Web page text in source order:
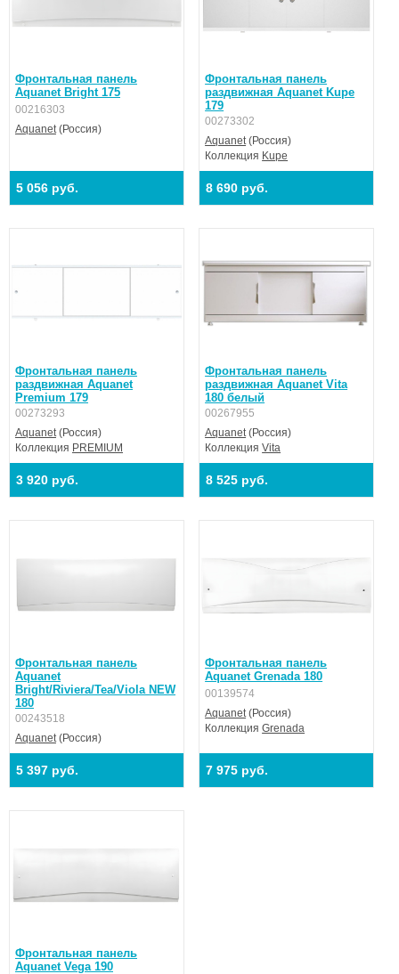
Фронтальная панель
Aquanet Bright 175
00216303
Aquanet (Россия)
5 056 руб.
Фронтальная панель
раздвижная Aquanet Kupe
179
00273302
Aquanet (Россия)
Коллекция Kupe
8 690 руб.
Фронтальная панель
раздвижная Aquanet
Premium 179
00273293
Aquanet (Россия)
Коллекция PREMIUM
3 920 руб.
Фронтальная панель
раздвижная Aquanet Vita
180 белый
00267955
Aquanet (Россия)
КоллекцияVita
8 525 руб.
Фронтальная панель
Aquanet
Bright/Riviera/Tea/Viola NEW
180
00243518
Aquanet (Россия)
5 397 руб.
Фронтальная панель
Aquanet Grenada 180
00139574
Aquanet (Россия)
КоллекцияGrenada
7 975 руб.
Фронтальная панель
Aquanet Vega 190